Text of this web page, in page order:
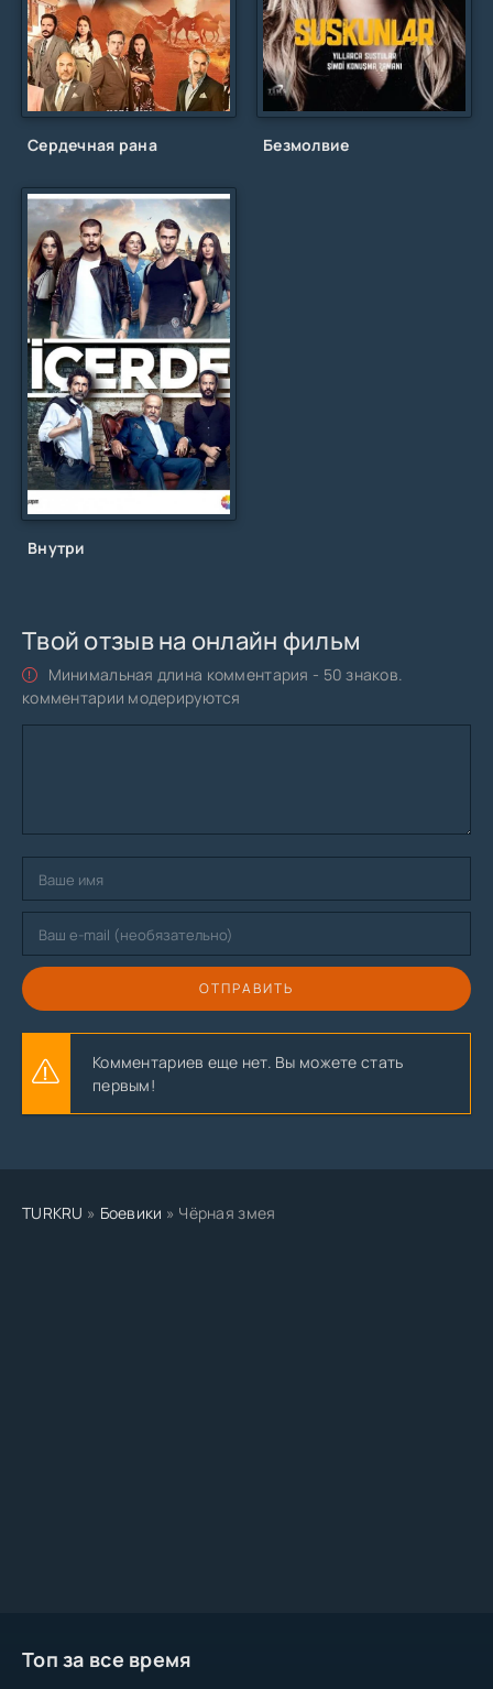
Топ за все время
Сердечная рана Безмолвие
Внутри
Твой отзыв на онлайн фильм
Минимальная длина комментария - 50 знаков.
комментарии модерируются
ОТПРАВИТЬ
Комментариев еще нет. Вы можете стать
первым!
TURKRU » Боевики » Чёрная змея